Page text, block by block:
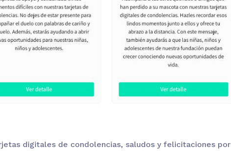
digitales de condolencias, saludos y felicitaciones por